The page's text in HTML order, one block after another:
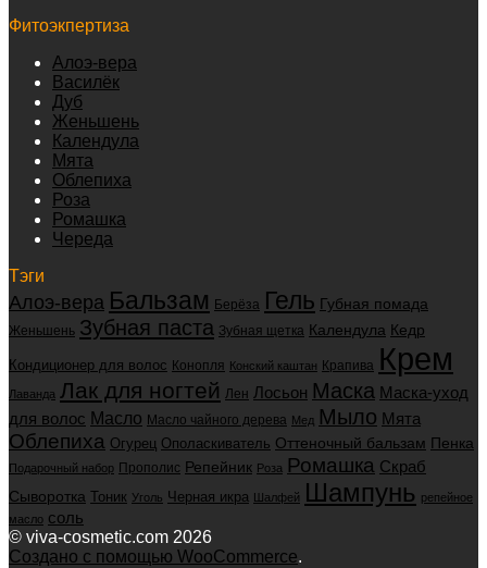
Фитоэкпертиза
Алоэ-вера
Василёк
Дуб
Женьшень
Календула
Мята
Облепиха
Роза
Ромашка
Череда
Тэги
Алоэ-вера Бальзам Берёза Гель Губная помада
Женьшень Зубная паста Зубная щетка Календула Кедр
Кондиционер для волос Конопля Конский каштан Крапива Крем
Лаванда Лак для ногтей Лен Лосьон Маска Маска-уход
для волос Масло Масло чайного дерева Мед Мыло Мята
Облепиха Огурец Ополаскиватель Оттеночный бальзам Пенка
Подарочный набор Прополис Репейник Роза Ромашка Скраб
Сыворотка Тоник Уголь Черная икра Шалфей Шампунь репейное
масло соль
© viva-cosmetic.com 2026
Создано с помощью WooCommerce.